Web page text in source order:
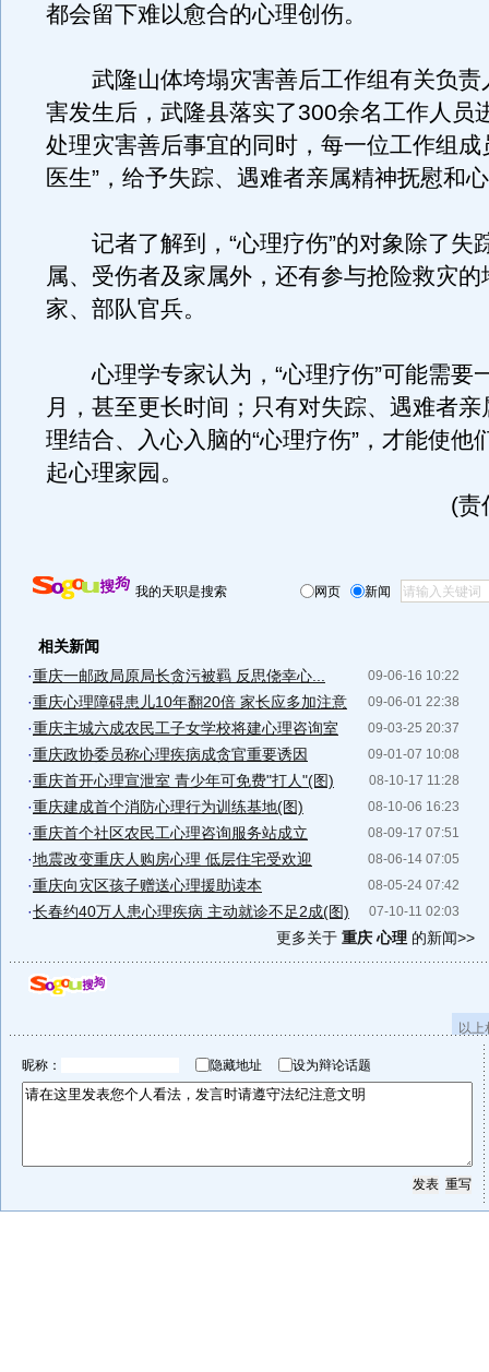
都会留下难以愈合的心理创伤。
武隆山体垮塌灾害善后工作组有关负责
害发生后，武隆县落实了300余名工作人员
处理灾害善后事宜的同时，每一位工作组成
医生”，给予失踪、遇难者亲属精神抚慰和
记者了解到，“心理疗伤”的对象除了失
属、受伤者及家属外，还有参与抢险救灾
家、部队官兵。
心理学专家认为，“心理疗伤”可能需要
月，甚至更长时间；只有对失踪、遇难者
理结合、入心入脑的“心理疗伤”，才能使他
起心理家园。
(责
我的天职是搜索 网页 新闻
相关新闻
09-06-16 10:22
·重庆一邮政局原局长贪污被羁 反思侥幸心...
09-06-01 22:38
·重庆心理障碍患儿10年翻20倍 家长应多加注意
09-03-25 20:37
·重庆主城六成农民工子女学校将建心理咨询室
09-01-07 10:08
·重庆政协委员称心理疾病成贪官重要诱因
08-10-17 11:28
·重庆首开心理宣泄室 青少年可免费"打人"(图)
08-10-06 16:23
·重庆建成首个消防心理行为训练基地(图)
08-09-17 07:51
·重庆首个社区农民工心理咨询服务站成立
08-06-14 07:05
·地震改变重庆人购房心理 低层住宅受欢迎
08-05-24 07:42
·重庆向灾区孩子赠送心理援助读本
07-10-11 02:03
·长春约40万人患心理疾病 主动就诊不足2成(图)
更多关于 重庆 心理 的新闻>>
以
昵称： 隐藏地址 设为辩论话题